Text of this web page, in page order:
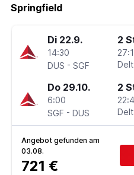
Springfield
Di 22.9.
14:30
DUS - SGF
2
Do 29.10.
6:00
SGF - DUS
2
Angebot gefunden am
03.08.
721 €